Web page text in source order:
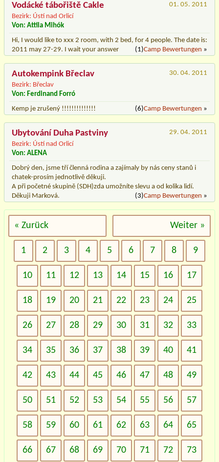
Vodácké tábořiště Cakle
Bezirk: Ústí nad Orlicí
01. 05. 2011
Von: Attila Mihók
Hi, I would like to xxx 2 room, with 2 bed, for 4 people. The date is:
2011 may 27-29. I wait your answer
(1)Camp Bewertungen »
Autokempink Břeclav
Bezirk: Břeclav
30. 04. 2011
Von: Ferdinand Forró
Kemp je zrušený !!!!!!!!!!!!!!
(6)Camp Bewertungen »
Ubytování Duha Pastviny
Bezirk: Ústí nad Orlicí
29. 04. 2011
Von: ALENA
Dobrý den, jsme tří členná rodina a zajímaly by nás ceny stanů i
chatek-prosím jednotlivě děkuji.
A při početné skupině (SDH)zda umožníte slevu a od kolika lidí.
Děkuji Marková.
(3)Camp Bewertungen »
« Zurück Weiter »
1 2 3 4 5 6 7 8 9
10 11 12 13 14 15 16 17
18 19 20 21 22 23 24 25
26 27 28 29 30 31 32 33
34 35 36 37 38 39 40 41
42 43 44 45 46 47 48 49
50 51 52 53 54 55 56 57
58 59 60 61 62 63 64 65
66 67 68 69 70 71 72 73